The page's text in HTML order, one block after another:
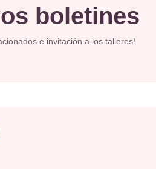
boletines
e invitación a los talleres!